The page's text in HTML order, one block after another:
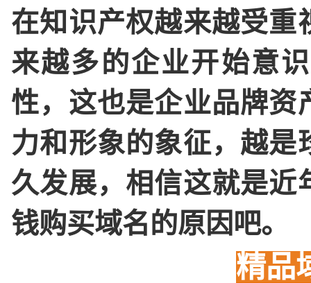
在知识产权越来越受
来越多的企业开始意
性，这也是企业品牌
力和形象的象征，越
久发展，相信这就是
钱购买域名的原因吧。
精品